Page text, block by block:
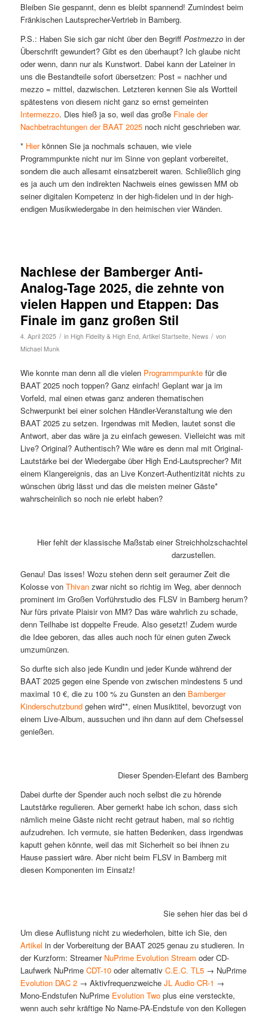
Bleiben Sie gespannt, denn es bleibt spannend! Zumindest beim
Fränkischen Lautsprecher-Vertrieb in Bamberg.
P.S.: Haben Sie sich gar nicht über den Begriff Postmezzoin der
Überschrift gewundert? Gibt es den überhaupt? Ich glaube nicht
oder wenn, dann nur als Kunstwort. Dabei kann der Lateiner in
uns die Bestandteile sofort übersetzen: Post = nachher und
mezzo = mittel, dazwischen. Letzteren kennen Sie als Wortteil
spätestens von diesem nicht ganz so ernst gemeinten
Intermezzo. Dies hieß ja so, weil das große Finale der
Nachbetrachtungen der BAAT 2025noch nicht geschrieben war.
* Hierkönnen Sie ja nochmals schauen, wie viele
Programmpunkte nicht nur im Sinne von geplant vorbereitet,
sondern die auch allesamt einsatzbereit waren. Schließlich ging
es ja auch um den indirekten Nachweis eines gewissen MM ob
seiner digitalen Kompetenz in der high-fidelen und in der high-
endigen Musikwiedergabe in den heimischen vier Wänden.
Nachlese der Bamberger Anti-
Analog-Tage 2025, die zehnte von
vielen Happen und Etappen: Das
Finale im ganz großen Stil
4. April 2025 / in High Fidelity & High End, Artikel Startseite, News / von
Michael Munk
Wie konnte man denn all die vielen Programmpunktefür die
BAAT 2025 noch toppen? Ganz einfach! Geplant war ja im
Vorfeld, mal einen etwas ganz anderen thematischen
Schwerpunkt bei einer solchen Händler-Veranstaltung wie den
BAAT 2025 zu setzen. Irgendwas mit Medien, lautet sonst die
Antwort, aber das wäre ja zu einfach gewesen. Vielleicht was mit
Live? Original? Authentisch? Wie wäre es denn mal mit Original-
Lautstärke bei der Wiedergabe über High End-Lautsprecher? Mit
einem Klangereignis, das an Live Konzert-Authentizität nichts zu
wünschen übrig lässt und das die meisten meiner Gäste*
wahrscheinlich so noch nie erlebt haben?
Hier fehlt der klassische Maßstab einer Streichholzschachtel, um
darzustellen.
Genau! Das isses! Wozu stehen denn seit geraumer Zeit die
Kolosse von Thivanzwar nicht so richtig im Weg, aber dennoch
prominent im Großen Vorführstudio des FLSV in Bamberg herum?
Nur fürs private Plaisir von MM? Das wäre wahrlich zu schade,
denn Teilhabe ist doppelte Freude. Also gesetzt! Zudem wurde
die Idee geboren, das alles auch noch für einen guten Zweck
umzumünzen.
So durfte sich also jede Kundin und jeder Kunde während der
BAAT 2025 gegen eine Spende von zwischen mindestens 5 und
maximal 10 €, die zu 100 % zu Gunsten an den Bamberger
Kinderschutzbundgehen wird**, einen Musiktitel, bevorzugt von
einem Live-Album, aussuchen und ihn dann auf dem Chefsessel
genießen.
Dieser Spenden-Elefant des Bamberger
Dabei durfte der Spender auch noch selbst die zu hörende
Lautstärke regulieren. Aber gemerkt habe ich schon, dass sich
nämlich meine Gäste nicht recht getraut haben, mal so richtig
aufzudrehen. Ich vermute, sie hatten Bedenken, dass irgendwas
kaputt gehen könnte, weil das mit Sicherheit so bei ihnen zu
Hause passiert wäre. Aber nicht beim FLSV in Bamberg mit
diesen Komponenten im Einsatz!
Sie sehen hier das bei den
Um diese Auflistung nicht zu wiederholen, bitte ich Sie, den
Artikel in der Vorbereitung der BAAT 2025 genau zu studieren. In
der Kurzform: Streamer NuPrime Evolution Stream oder CD-
Laufwerk NuPrime CDT-10oder alternativ C.E.C. TL5→ NuPrime
Evolution DAC 2→ Aktivfrequenzweiche JL Audio CR-1 →
Mono-Endstufen NuPrime Evolution Twoplus eine versteckte,
wenn auch sehr kräftige No Name-PA-Endstufe von den Kollegen